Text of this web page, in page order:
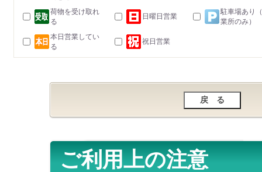
荷物を受け取れ
る
日曜日営業
駐車場あり
業所のみ）
本日営業してい
る
祝日営業
ご利用上の注意